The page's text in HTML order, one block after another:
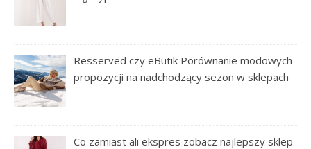
Resserved czy eButik Porównanie modowych
propozycji na nadchodzący sezon w sklepach
Co zamiast ali ekspres zobacz najlepszy sklep